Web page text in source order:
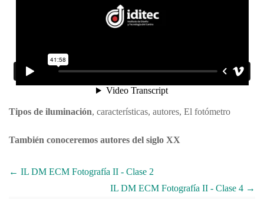
Tipos de iluminación, características, autores, El fotómetro
También conoceremos autores del siglo XX
IL DM ECM Fotografía II - Clase 2
IL DM ECM Fotografía II - Clase 4